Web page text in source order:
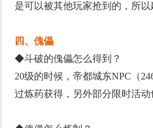
是可以被其他玩家抢到 的，所
四、傀儡
◆斗破的傀儡怎么得到 ？
20级的时候，帝都城东NPC（
过炼药获得， 另外部分限时活动